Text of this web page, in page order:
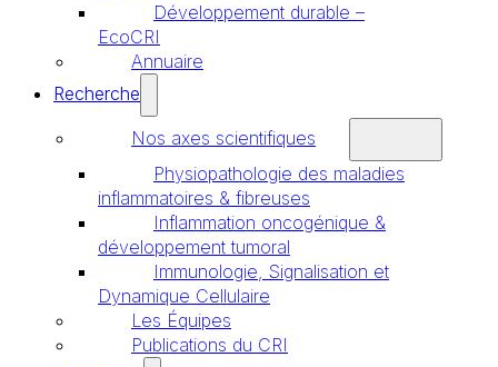
Développement durable –
EcoCRI
Annuaire
Recherche
Nos axes scientifiques
Physiopathologie des maladies
inflammatoires & fibreuses
Inflammation oncogénique &
développement tumoral
Immunologie, Signalisation et
Dynamique Cellulaire
Les Équipes
Publications du CRI